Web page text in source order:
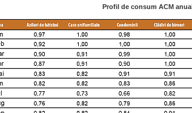
Profil de consum ACM